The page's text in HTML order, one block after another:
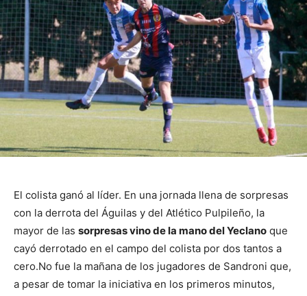
El colista ganó al líder. En una jornada llena de sorpresas
con la derrota del Águilas y del Atlético Pulpileño, la
mayor de las sorpresas vino de la mano del Yeclano que
cayó derrotado en el campo del colista por dos tantos a
cero.No fue la mañana de los jugadores de Sandroni que,
a pesar de tomar la iniciativa en los primeros minutos,